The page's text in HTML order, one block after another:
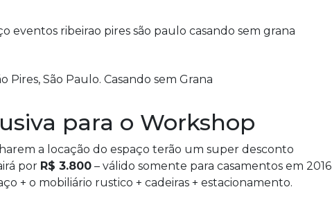
para o Workshop
a locação do espaço terão um super desconto
por R$ 3.800 – válido somente para casamentos em 2016
+ o mobiliário rustico + cadeiras + estacionamento.